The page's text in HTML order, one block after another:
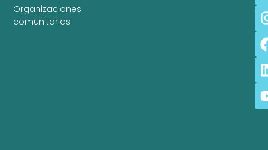
Organizaciones
comunitarias